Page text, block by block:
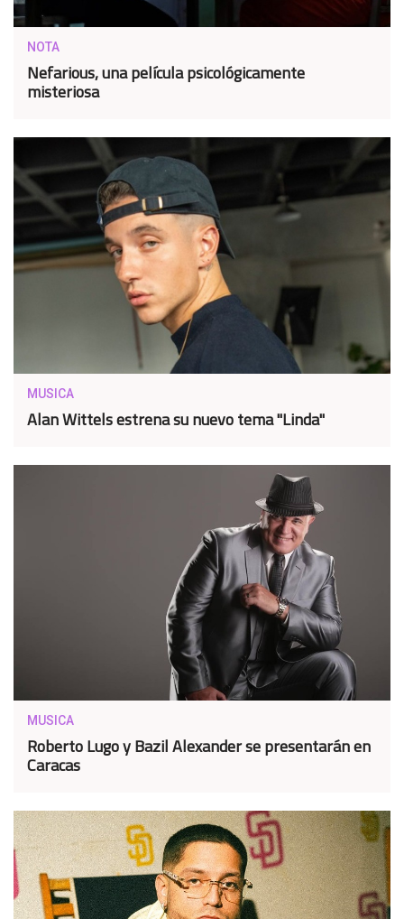
NOTA
Nefarious, una película psicológicamente
misteriosa
MUSICA
Alan Wittels estrena su nuevo tema "Linda"
MUSICA
Roberto Lugo y Bazil Alexander se presentarán en
Caracas